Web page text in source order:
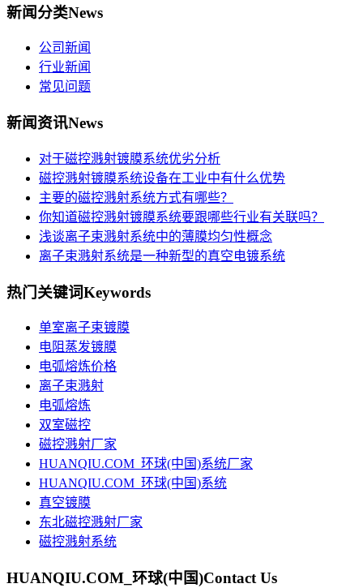
新闻分类News
公司新闻
行业新闻
常见问题
新闻资讯News
对于磁控溅射镀膜系统优劣分析
磁控溅射镀膜系统设备在工业中有什么优势
主要的磁控溅射系统方式有哪些？
你知道磁控溅射镀膜系统要跟哪些行业有关联吗？
浅谈离子束溅射系统中的薄膜均匀性概念
离子束溅射系统是一种新型的真空电镀系统
热门关键词Keywords
单室离子束镀膜
电阻蒸发镀膜
电弧熔炼价格
离子束溅射
电弧熔炼
双室磁控
磁控溅射厂家
HUANQIU.COM_环球(中国)系统厂家
HUANQIU.COM_环球(中国)系统
真空镀膜
东北磁控溅射厂家
磁控溅射系统
HUANQIU.COM_环球(中国)Contact Us